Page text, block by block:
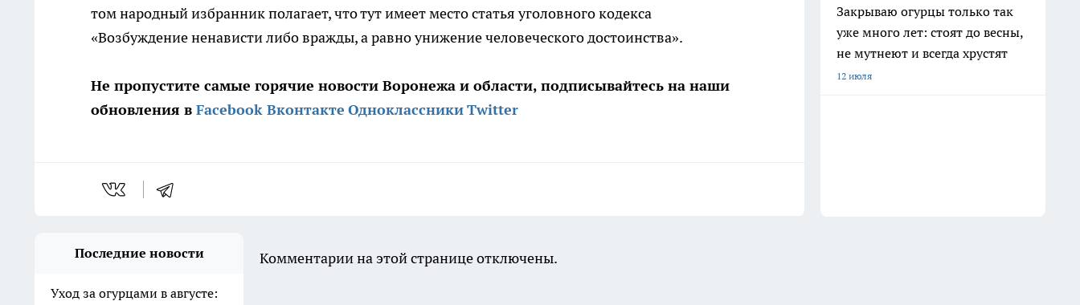
том народный избранник полагает, что тут имеет место статья уголовного кодекса
«Возбуждение ненависти либо вражды, а равно унижение человеческого достоинства».
Не пропустите самые горячие новости Воронежа и области, подписывайтесь на наши
обновления в Facebook Вконтакте ОдноклассникиTwitter
Закрываю огурцы только так
уже много лет: стоят до весны,
не мутнеют и всегда хрустят
12 июля
Последние новости
Уход за огурцами в августе:
Комментарии на этой странице отключены.